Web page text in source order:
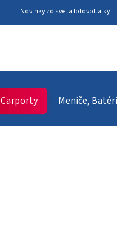
Novinky zo sveta fotovoltaiky
Carporty Meniče,